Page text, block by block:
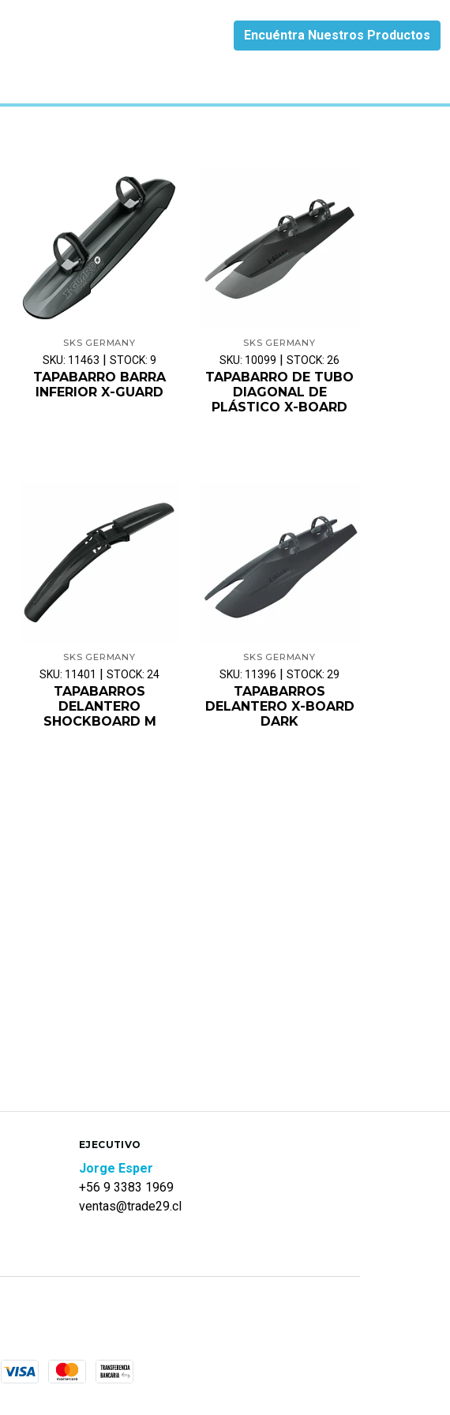
Encuéntra Nuestros Productos
SKS GERMANY
SKU: 11463 | STOCK: 9
TAPABARRO BARRA
INFERIOR X-GUARD
SKS GERMANY
SKU: 10099 | STOCK: 26
TAPABARRO DE TUBO
DIAGONAL DE
PLÁSTICO X-BOARD
SKS GERMANY
SKU: 11401 | STOCK: 24
TAPABARROS
DELANTERO
SHOCKBOARD M
SKS GERMANY
SKU: 11396 | STOCK: 29
TAPABARROS
DELANTERO X-BOARD
DARK
EJECUTIVO
Jorge Esper
+56 9 3383 1969
ventas@trade29.cl